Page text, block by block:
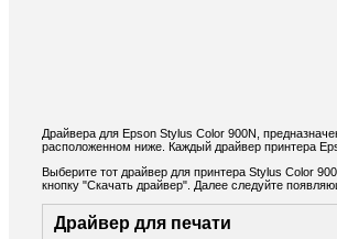
Драйвера для Epson Stylus Color 900N,
расположенном ниже. Каждый драйвер принтера
Выберите тот драйвер для принтера Stylus Color
кнопку "Скачать драйвер". Далее следуйте
Драйвер для печати